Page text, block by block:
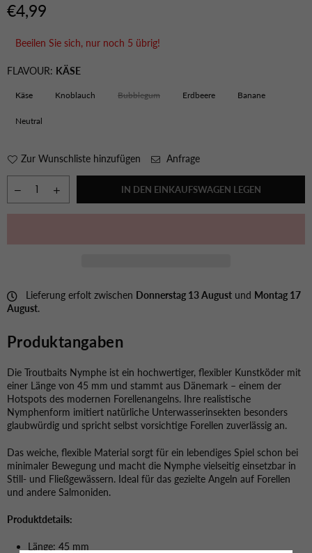
Normaler
€4,99
Beeilen Sie sich, nur noch 5 übrig!
FLAVOUR: KÄSE
Käse Knoblauch Bubblegum Erdbeere Banane
Neutral
Zur Wunschliste hinzufügen Anfrage
IN DEN EINKAUFSWAGEN LEGEN
Lieferung erfolt zwischen Donnerstag 13 August und Montag 17
August.
Produktangaben
Die Troutbaits Nymphe ist ein hochwertiger, flexibler Kunstköder mit
einer Länge von 45 mm und stammt aus Dänemark – einem der
Hotspots des modernen Forellenangelns. Ihre realistische
Nymphenform imitiert natürliche Unterwasserinsekten besonders
glaubwürdig und spricht selbst vorsichtige Forellen zuverlässig an.
Das weiche, flexible Material sorgt für ein lebendiges Spiel schon bei
minimaler Bewegung und macht die Nymphe vielseitig einsetzbar in
Still- und Fließgewässern. Ideal für das gezielte Angeln auf Forellen
und andere Salmoniden.
Produktdetails:
Länge: 45 mm